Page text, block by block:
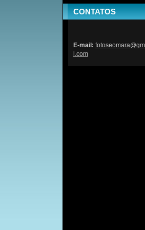
CONTATOS
E-mail: fotoseom
l.com